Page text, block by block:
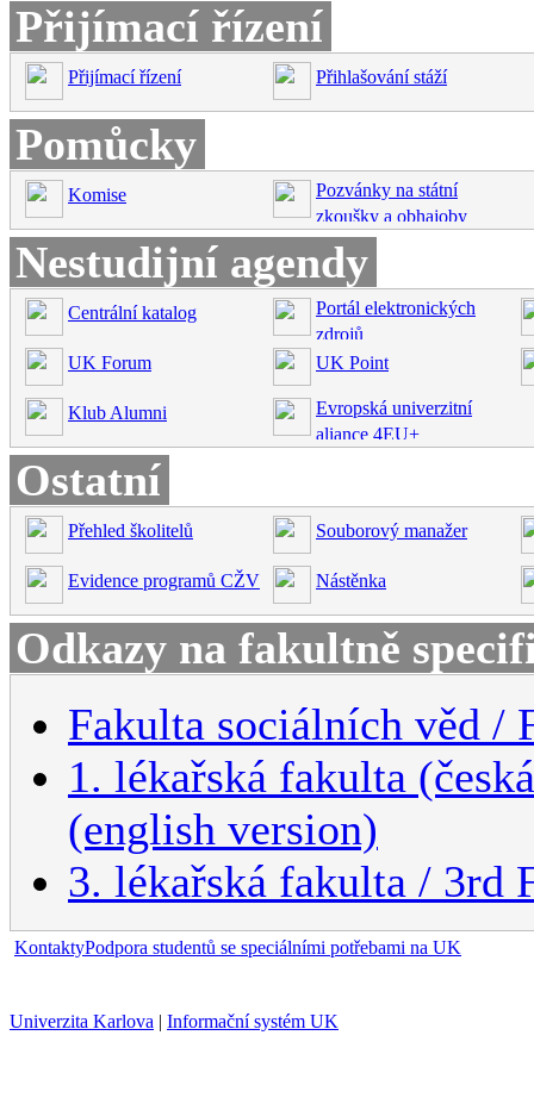
Přijímací řízení
Přijímací řízení Přihlašování stáží
Pomůcky
Komise
Pozvánky na státní
zkoušky a obhajoby
Nestudijní agendy
Centrální katalog
Portál elektronických
zdrojů
UK Forum
UK Point
Klub Alumni
Evropská univerzitní
aliance 4EU+
Ostatní
Přehled školitelů Souborový manažer
Evidence programů CŽV Nástěnka
Odkazy na fakultně
Fakulta sociálních věd /
1. lékařská fakulta
(english version)
3. lékařská fakulta / 3rd
KontaktyPodpora studentů se speciálními potřebami na UK
Univerzita Karlova | Informační systém UK